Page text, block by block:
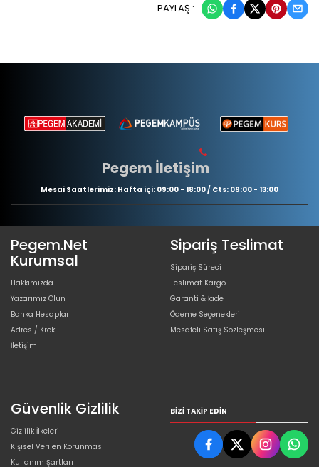
PAYLAŞ :
Pegem İletişim
Mesai Saatlerimiz: Hafta içi: 09:00 - 18:00 / Cts: 09:00 - 13:00
Pegem.Net
Kurumsal
Hakkımızda
Yazarımız Olun
Banka Hesapları
Adres / Kroki
İletişim
Sipariş Teslimat
Sipariş Süreci
Teslimat Kargo
Garanti & İade
Ödeme Seçenekleri
Mesafeli Satış Sözleşmesi
Güvenlik Gizlilik
Gizlilik İlkeleri
Kişisel Verilen Korunması
Kullanım Şartları
BIZI TAKIP EDIN